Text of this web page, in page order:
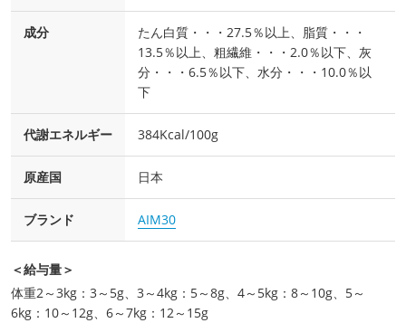
成分
たん白質・・・27.5％以上、脂質・・・
13.5％以上、粗繊維・・・2.0％以下、灰
分・・・6.5％以下、水分・・・10.0％以
下
代謝エネルギー 384Kcal/100g
原産国 日本
ブランド AIM30
＜給与量＞
体重2～3kg：3～5g、3～4kg：5～8g、4～5kg：8～10g、5～
6kg：10～12g、6～7kg：12～15g